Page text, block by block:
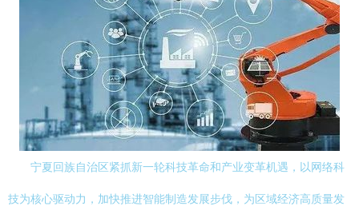
宁夏回族自治区紧抓新一轮科技革命和产业变革机遇，以网络科
技为核心驱动力，加快推进智能制造发展步伐，为区域经济高质量发